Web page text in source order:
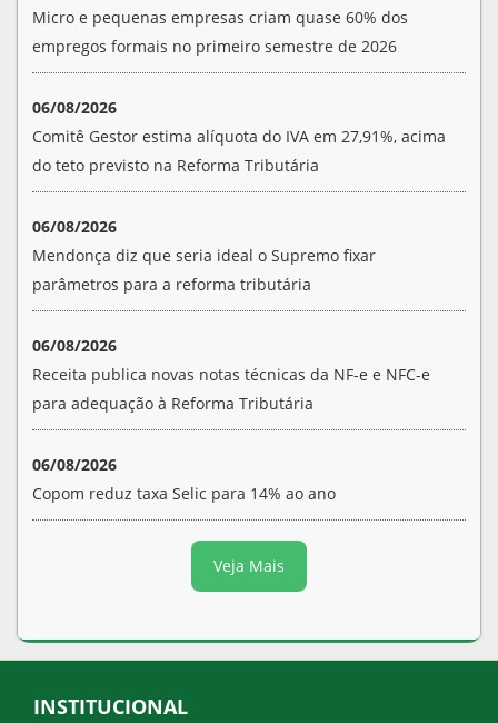
Micro e pequenas empresas criam quase 60% dos
empregos formais no primeiro semestre de 2026
06/08/2026
Comitê Gestor estima alíquota do IVA em 27,91%, acima
do teto previsto na Reforma Tributária
06/08/2026
Mendonça diz que seria ideal o Supremo fixar
parâmetros para a reforma tributária
06/08/2026
Receita publica novas notas técnicas da NF-e e NFC-e
para adequação à Reforma Tributária
06/08/2026
Copom reduz taxa Selic para 14% ao ano
Veja Mais
INSTITUCIONAL